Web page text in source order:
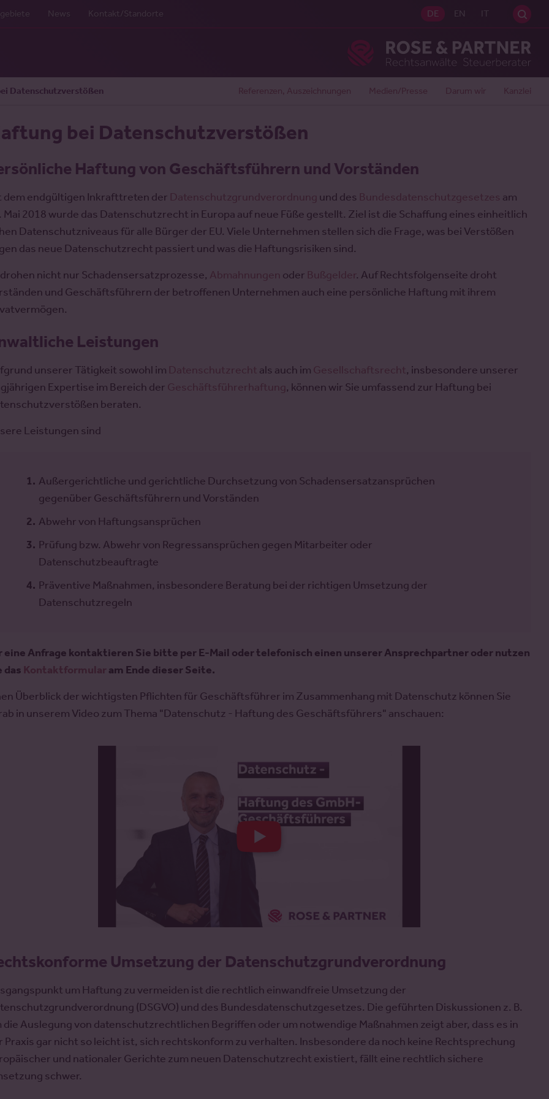
News Kontakt/Standorte DE EN IT
Datenschutzverstößen Referenzen, Auszeichnungen Medien/Presse Darum wir Kanzlei
bei Datenschutzverstößen
Haftung von Geschäftsführern und Vorständen
dem endgültigen Inkrafttreten der Datenschutzgrundverordnung und des Bundesdatenschutzgesetzes am
Mai 2018 wurde das Datenschutzrecht in Europa auf neue Füße gestellt. Ziel ist die Schaffung eines einheitlich
Datenschutzniveaus für alle Bürger der EU. Viele Unternehmen stellen sich die Frage, was bei Verstößen
das neue Datenschutzrecht passiert und was die Haftungsrisiken sind.
drohen nicht nur Schadensersatzprozesse, Abmahnungen oder Bußgelder. Auf Rechtsfolgenseite droht
und Geschäftsführern der betroffenen Unternehmen auch eine persönliche Haftung mit ihrem
Leistungen
unserer Tätigkeit sowohl im Datenschutzrecht als auch im Gesellschaftsrecht, insbesondere unserer
Expertise im Bereich der Geschäftsführerhaftung, können wir Sie umfassend zur Haftung bei
beraten.
Leistungen sind
Außergerichtliche und gerichtliche Durchsetzung von Schadensersatzansprüchen
gegenüber Geschäftsführern und Vorständen
Abwehr von Haftungsansprüchen
Prüfung bzw. Abwehr von Regressansprüchen gegen Mitarbeiter oder
Datenschutzbeauftragte
Präventive Maßnahmen, insbesondere Beratung bei der richtigen Umsetzung der
Datenschutzregeln
eine Anfrage kontaktieren Sie bitte per E-Mail oder telefonisch einen unserer Ansprechpartner oder nutzen
das Kontaktformular am Ende dieser Seite.
Überblick der wichtigsten Pflichten für Geschäftsführer im Zusammenhang mit Datenschutz können Sie
in unserem Video zum Thema "Datenschutz - Haftung des Geschäftsführers" anschauen:
Umsetzung der Datenschutzgrundverordnung
um Haftung zu vermeiden ist die rechtlich einwandfreie Umsetzung der
(DSGVO) und des Bundesdatenschutzgesetzes. Die geführten Diskussionen z. B.
die Auslegung von datenschutzrechtlichen Begriffen oder um notwendige Maßnahmen zeigt aber, dass es in
Praxis gar nicht so leicht ist, sich rechtskonform zu verhalten. Insbesondere da noch keine Rechtsprechung
und nationaler Gerichte zum neuen Datenschutzrecht existiert, fällt eine rechtlich sichere
schwer.